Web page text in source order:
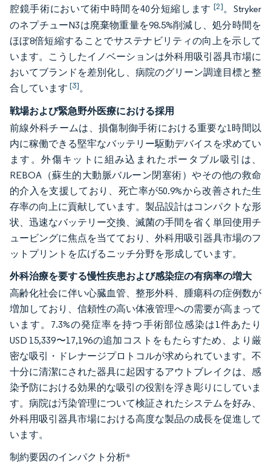
腔鏡手術において術中時間を40分短縮します [2]。Stryker
のネプチューN3は廃棄物重量を98.5%削減し、処分時間を
ほぼ8倍短縮することでサステナビリティの向上を示して
います。こうしたイノベーションは外科用吸引器具市場に
おいてブランドを差別化し、病院のグリーン調達目標と整
合しています [3]。
戦場および緊急野外医療における採用
前線外科チームは、損傷制御手術における重要な1時間以
内に稼働できる堅牢なバッテリー駆動デバイスを求めてい
ます。外傷キットに組み込まれたポータブル吸引は、
REBOA（蘇生的大動脈バルーン閉塞術）やその他の救命
的介入を支援しており、死亡率が50.9%から改善された生
存率の向上に貢献しています。製品設計はコンパクトな形
状、迅速なバッテリー交換、滅菌の手間を省く単回使用チ
ュービングに焦点を当てており、外科用吸引器具市場のフ
ットプリントを広げるニッチ分野を形成しています。
外科治療を要する慢性疾患および感染症の有病率の増大
高齢化社会に伴い心臓血管、整形外科、腫瘍科の症例数が
増加しており、信頼性の高い体液管理への需要が高まって
います。7.3%の発症率を持つ手術部位感染は1件あたり
USD 15,339〜17,196の追加コストをもたらすため、より厳
密な吸引・ドレナージプロトコルが求められています。不
十分に清潔にされた器具に起因するアウトブレイクは、感
染予防における効果的な吸引の役割を浮き彫りにしていま
す。病院は汚染管理について検証されたシステムを好み、
外科用吸引器具市場における高度な製品の成長を促進して
います。
制約要因のインパクト分析*